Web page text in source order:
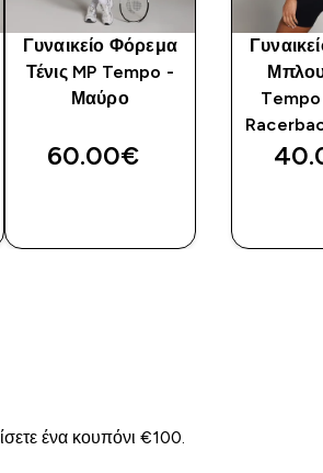
Γυναικείο Φόρεμα
Τένις MP Tempo -
Μαύρο
60.00€‎
ένα κουπόνι €100.